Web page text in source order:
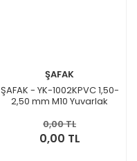
ŞAFAK
ŞAFAK - YK-1002KPVC 1,50-
2,50 mm M10 Yuvarlak
0,00 TL
0,00 TL